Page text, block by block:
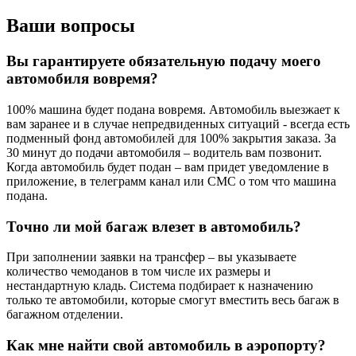
Ваши вопросы
Вы гарантируете обязательную подачу моего
автомобиля вовремя?
100% машина будет подана вовремя. Автомобиль выезжает к
вам заранее и в случае непредвиденных ситуаций - всегда есть
подменный фонд автомобилей для 100% закрытия заказа. За
30 минут до подачи автомобиля – водитель вам позвонит.
Когда автомобиль будет подан – вам придет уведомление в
приложение, в телеграмм канал или СМС о том что машина
подана.
Точно ли мой багаж влезет в автомобиль?
При заполнении заявки на трансфер – вы указываете
количество чемоданов в том числе их размеры и
нестандартную кладь. Система подбирает к назначению
только те автомобили, которые смогут вместить весь багаж в
багажном отделении.
Как мне найти свой автомобиль в аэропорту?